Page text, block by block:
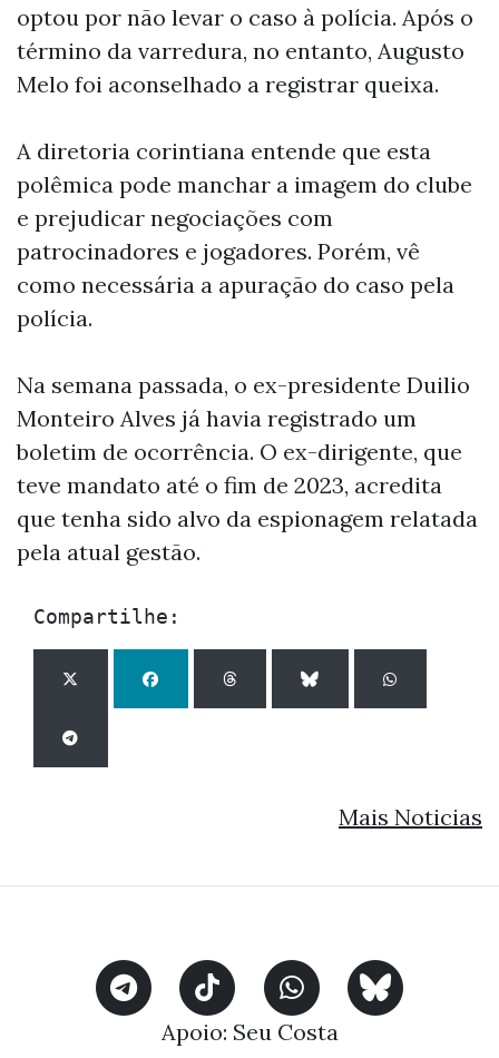
optou por não levar o caso à polícia. Após o
término da varredura, no entanto, Augusto
Melo foi aconselhado a registrar queixa.
A diretoria corintiana entende que esta
polêmica pode manchar a imagem do clube
e prejudicar negociações com
patrocinadores e jogadores. Porém, vê
como necessária a apuração do caso pela
polícia.
Na semana passada, o ex-presidente Duilio
Monteiro Alves já havia registrado um
boletim de ocorrência. O ex-dirigente, que
teve mandato até o fim de 2023, acredita
que tenha sido alvo da espionagem relatada
pela atual gestão.
Compartilhe:
Mais Noticias
Apoio: Seu Costa